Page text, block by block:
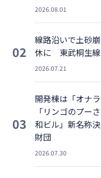
2026.08.01
02
線路沿いで土砂
休に 東武桐生
2026.07.21
03
開発棟は「オナ
「リンゴのプー
和ビル」新名称
財団
2026.07.30